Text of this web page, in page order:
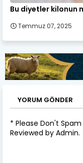
Bu diyetler kilonun
Temmuz 07, 2025
YORUM GÖNDER
* Please Don't
Reviewed by Admin.